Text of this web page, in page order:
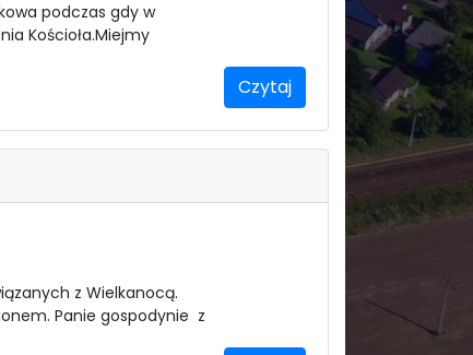
podczas gdy w
Kościoła.Miejmy
Czytaj
z Wielkanocą.
Panie gospodynie z